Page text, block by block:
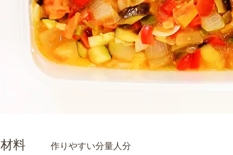
材料 作りやすい分量人分